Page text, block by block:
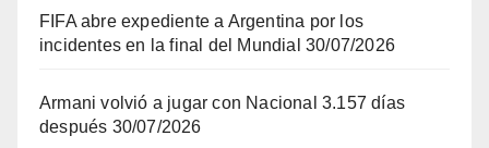
FIFA abre expediente a Argentina por los
incidentes en la final del Mundial 30/07/2026
Armani volvió a jugar con Nacional 3.157 días
después 30/07/2026